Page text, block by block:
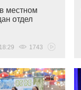
местном
отдел
1743